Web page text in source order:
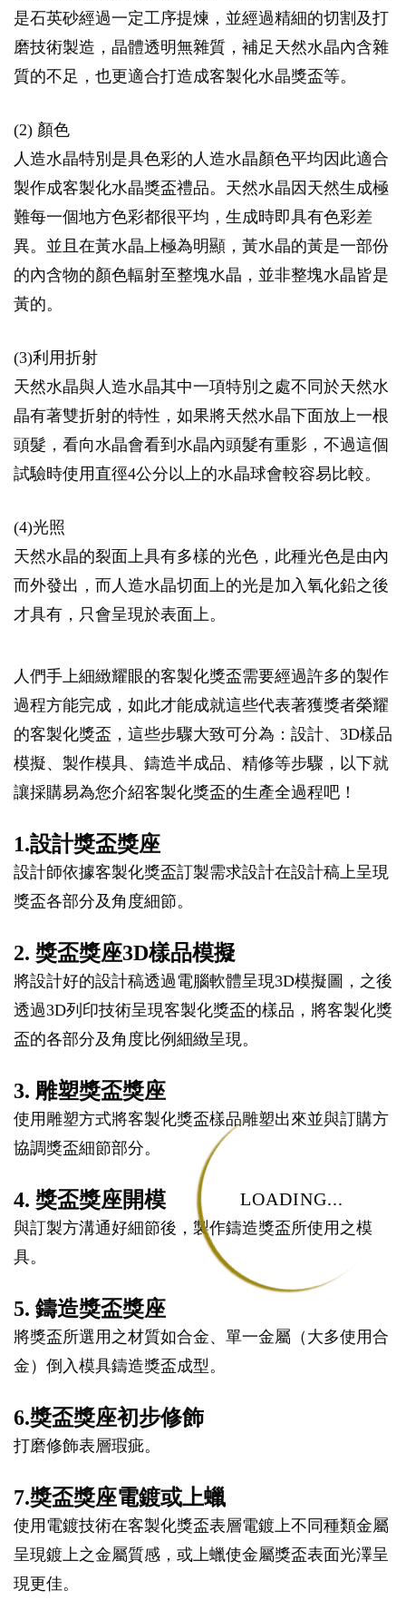
LOADING...
是石英砂經過一定工序提煉，並經過精細的切割及打
磨技術製造，晶體透明無雜質，補足天然水晶內含雜
質的不足，也更適合打造成客製化水晶獎盃等。
(2) 顏色
人造水晶特別是具色彩的人造水晶顏色平均因此適合
製作成客製化水晶獎盃禮品。天然水晶因天然生成極
難每一個地方色彩都很平均，生成時即具有色彩差
異。並且在黃水晶上極為明顯，黃水晶的黃是一部份
的內含物的顏色輻射至整塊水晶，並非整塊水晶皆是
黃的。
(3)利用折射
天然水晶與人造水晶其中一項特別之處不同於天然水
晶有著雙折射的特性，如果將天然水晶下面放上一根
頭髮，看向水晶會看到水晶內頭髮有重影，不過這個
試驗時使用直徑4公分以上的水晶球會較容易比較。
(4)光照
天然水晶的裂面上具有多樣的光色，此種光色是由內
而外發出，而人造水晶切面上的光是加入氧化鉛之後
才具有，只會呈現於表面上。
人們手上細緻耀眼的客製化獎盃需要經過許多的製作
過程方能完成，如此才能成就這些代表著獲獎者榮耀
的客製化獎盃，這些步驟大致可分為：設計、3D樣品
模擬、製作模具、鑄造半成品、精修等步驟，以下就
讓採購易為您介紹客製化獎盃的生產全過程吧！
1.設計獎盃獎座
設計師依據客製化獎盃訂製需求設計在設計稿上呈現
獎盃各部分及角度細節。
2. 獎盃獎座3D樣品模擬
將設計好的設計稿透過電腦軟體呈現3D模擬圖，之後
透過3D列印技術呈現客製化獎盃的樣品，將客製化獎
盃的各部分及角度比例細緻呈現。
3. 雕塑獎盃獎座
使用雕塑方式將客製化獎盃樣品雕塑出來並與訂購方
協調獎盃細節部分。
4. 獎盃獎座開模
與訂製方溝通好細節後，製作鑄造獎盃所使用之模
具。
5. 鑄造獎盃獎座
將獎盃所選用之材質如合金、單一金屬（大多使用合
金）倒入模具鑄造獎盃成型。
6.獎盃獎座初步修飾
打磨修飾表層瑕疵。
7.獎盃獎座電鍍或上蠟
使用電鍍技術在客製化獎盃表層電鍍上不同種類金屬
呈現鍍上之金屬質感，或上蠟使金屬獎盃表面光澤呈
現更佳。